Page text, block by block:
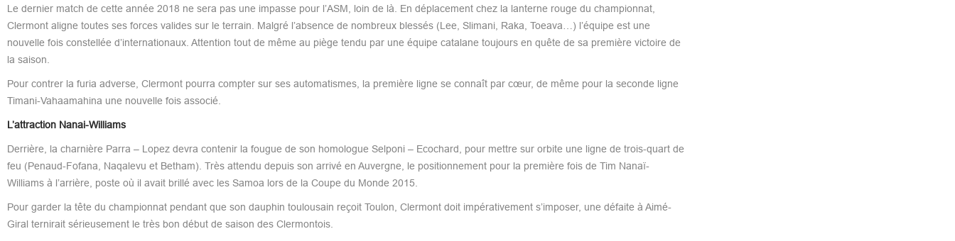
Le dernier match de cette année 2018 ne sera pas une impasse pour l’ASM, loin de là. En déplacement chez la lanterne rouge du championnat,
Clermont aligne toutes ses forces valides sur le terrain. Malgré l’absence de nombreux blessés (Lee, Slimani, Raka, Toeava…) l’équipe est une
nouvelle fois constellée d’internationaux. Attention tout de même au piège tendu par une équipe catalane toujours en quête de sa première victoire de
la saison.
Pour contrer la furia adverse, Clermont pourra compter sur ses automatismes, la première ligne se connaît par cœur, de même pour la seconde ligne
Timani-Vahaamahina une nouvelle fois associé.
L’attraction Nanai-Williams
Derrière, la charnière Parra – Lopez devra contenir la fougue de son homologue Selponi – Ecochard, pour mettre sur orbite une ligne de trois-quart de
feu (Penaud-Fofana, Naqalevu et Betham). Très attendu depuis son arrivé en Auvergne, le positionnement pour la première fois de Tim Nanaï-
Williams à l’arrière, poste où il avait brillé avec les Samoa lors de la Coupe du Monde 2015.
Pour garder la tête du championnat pendant que son dauphin toulousain reçoit Toulon, Clermont doit impérativement s’imposer, une défaite à Aimé-
Giral ternirait sérieusement le très bon début de saison des Clermontois.